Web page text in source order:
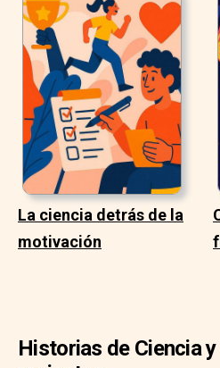
La ciencia detrás de la
motivación
Historias de Ciencia